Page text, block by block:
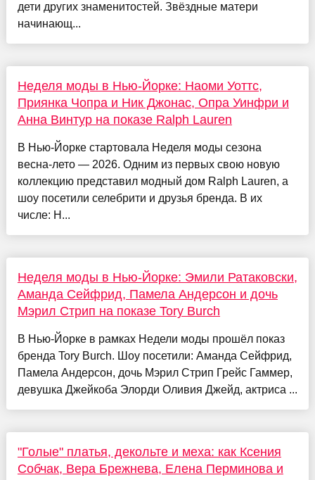
дети других знаменитостей. Звёздные матери
начинающ...
Неделя моды в Нью-Йорке: Наоми Уоттс,
Приянка Чопра и Ник Джонас, Опра Уинфри и
Анна Винтур на показе Ralph Lauren
В Нью-Йорке стартовала Неделя моды сезона
весна-лето — 2026. Одним из первых свою новую
коллекцию представил модный дом Ralph Lauren, а
шоу посетили селебрити и друзья бренда. В их
числе: Н...
Неделя моды в Нью-Йорке: Эмили Ратаковски,
Аманда Сейфрид, Памела Андерсон и дочь
Мэрил Стрип на показе Tory Burch
В Нью-Йорке в рамках Недели моды прошёл показ
бренда Tory Burch. Шоу посетили: Аманда Сейфрид,
Памела Андерсон, дочь Мэрил Стрип Грейс Гаммер,
девушка Джейкоба Элорди Оливия Джейд, актриса ...
"Голые" платья, декольте и меха: как Ксения
Собчак, Вера Брежнева, Елена Перминова и